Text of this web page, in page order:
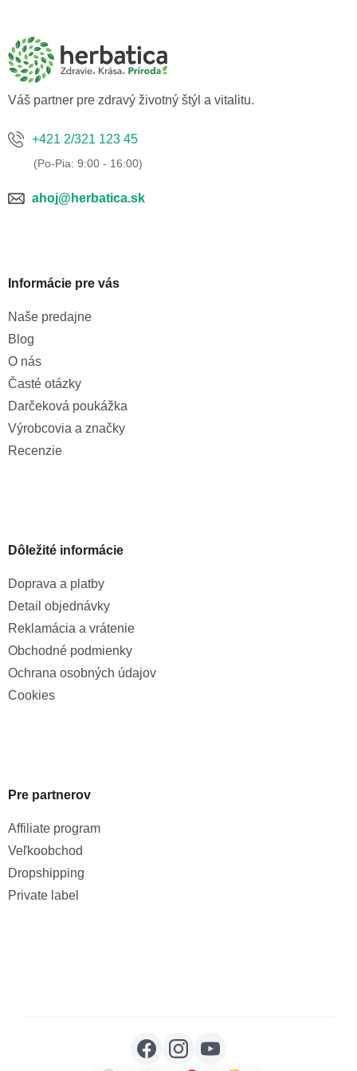
Váš partner pre zdravý životný štýl a vitalitu.
+421 2/321 123 45
ahoj@herbatica.sk
Informácie pre vás
Naše predajne
Blog
O nás
Časté otázky
Darčeková poukážka
Výrobcovia a značky
Recenzie
Dôležité informácie
Doprava a platby
Detail objednávky
Reklamácia a vrátenie
Obchodné podmienky
Ochrana osobných údajov
Cookies
Pre partnerov
Affiliate program
Veľkoobchod
Dropshipping
Private label